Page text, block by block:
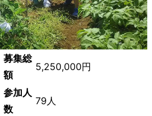
募集総
額
5,250,000円
参加人
数
79人